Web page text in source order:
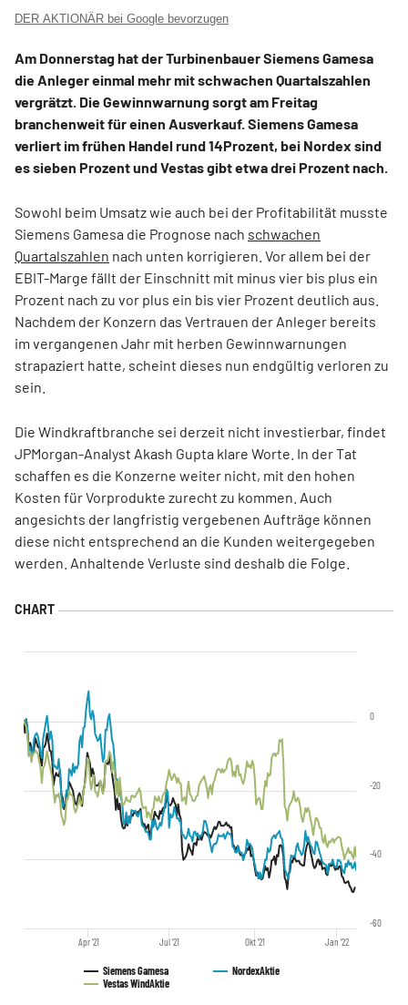
DER AKTIONÄR bei Google bevorzugen
Am Donnerstag hat der Turbinenbauer Siemens Gamesa
die Anleger einmal mehr mit schwachen Quartalszahlen
vergrätzt. Die Gewinnwarnung sorgt am Freitag
branchenweit für einen Ausverkauf. Siemens Gamesa
verliert im frühen Handel rund 14Prozent, bei Nordex sind
es sieben Prozent und Vestas gibt etwa drei Prozent nach.
Sowohl beim Umsatz wie auch bei der Profitabilität musste
Siemens Gamesa die Prognose nach schwachen
Quartalszahlen nach unten korrigieren. Vor allem bei der
EBIT-Marge fällt der Einschnitt mit minus vier bis plus ein
Prozent nach zu vor plus ein bis vier Prozent deutlich aus.
Nachdem der Konzern das Vertrauen der Anleger bereits
im vergangenen Jahr mit herben Gewinnwarnungen
strapaziert hatte, scheint dieses nun endgültig verloren zu
sein.
Die Windkraftbranche sei derzeit nicht investierbar, findet
JPMorgan-Analyst Akash Gupta klare Worte. In der Tat
schaffen es die Konzerne weiter nicht, mit den hohen
Kosten für Vorprodukte zurecht zu kommen. Auch
angesichts der langfristig vergebenen Aufträge können
diese nicht entsprechend an die Kunden weitergegeben
werden. Anhaltende Verluste sind deshalb die Folge.
Siemens Gamesa NordexAktie
Vestas WindAktie
Jul '21 Jan '22
Apr '21 Okt '21
-60
-40
-20
0